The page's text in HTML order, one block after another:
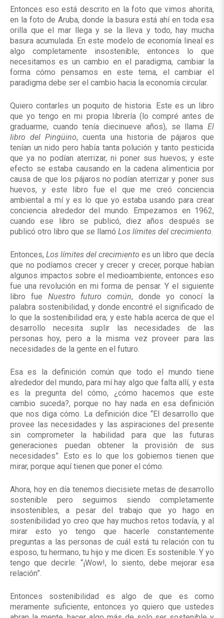
Entonces eso está descrito en la foto que vimos ahorita,
en la foto de Aruba, donde la basura está ahí en toda esa
orilla que el mar llega y se la lleva y todo, hay mucha
basura acumulada. En este modelo de economía lineal es
algo completamente insostenible; entonces lo que
necesitamos es un cambio en el paradigma, cambiar la
forma cómo pensamos en este tema, el cambiar el
paradigma debe ser el cambio hacia la economía circular.
Quiero contarles un poquito de historia. Este es un libro
que yo tengo en mi propia librería (lo compré antes de
graduarme, cuando tenía diecinueve años), se llama El
libro del Pingüino, cuenta una historia de pájaros que
tenían un nido pero había tanta polución y tanto pesticida
que ya no podían aterrizar, ni poner sus huevos; y este
efecto se estaba causando en la cadena alimenticia por
causa de que los pájaros no podían aterrizar y poner sus
huevos, y este libro fue el que me creó conciencia
ambiental a mí y es lo que yo estaba usando para crear
conciencia alrededor del mundo. Empezamos en 1962,
cuando ese libro se publicó, diez años después se
publicó otro libro que se llamó Los límites del crecimiento.
Entonces, Los límites del crecimiento es un libro que decía
que no podíamos crecer y crecer y crecer, porque habían
algunos impactos sobre el medioambiente, entonces eso
fue una revolución en mi forma de pensar. Y el siguiente
libro fue Nuestro futuro común, donde yo conocí la
palabra sostenibilidad, y donde encontré el significado de
lo que la sostenibilidad era; y este habla acerca de que el
desarrollo necesita suplir las necesidades de las
personas hoy, pero a la misma vez proveer para las
necesidades de la gente en el futuro.
Esa es la definición común que todo el mundo tiene
alrededor del mundo, para mí hay algo que falta allí, y esta
es la pregunta del cómo, ¿cómo hacemos que este
cambio suceda?, porque no hay nada en esa definición
que nos diga cómo. La definición dice “El desarrollo que
provee las necesidades y las aspiraciones del presente
sin comprometer la habilidad para que las futuras
generaciones puedan obtener la provisión de sus
necesidades”. Esto es lo que los gobiernos tienen que
mirar, porque aquí tienen que poner el cómo.
Ahora, hoy en día tenemos diecisiete metas de desarrollo
sostenible pero seguimos siendo completamente
insostenibles, a pesar del trabajo que yo hago en
sostenibilidad yo creo que hay muchos retos todavía, y al
mirar esto yo tengo que hacerle constantemente
preguntas a las personas de cuál está tu relación con tu
esposo, tu hermano, tu hijo y me dicen: Es sostenible. Y yo
tengo que decirle: “¡Wow!, lo siento, debe mejorar esa
relación”.
Entonces sostenibilidad es algo de que es como
meramente suficiente, entonces yo quiero que ustedes